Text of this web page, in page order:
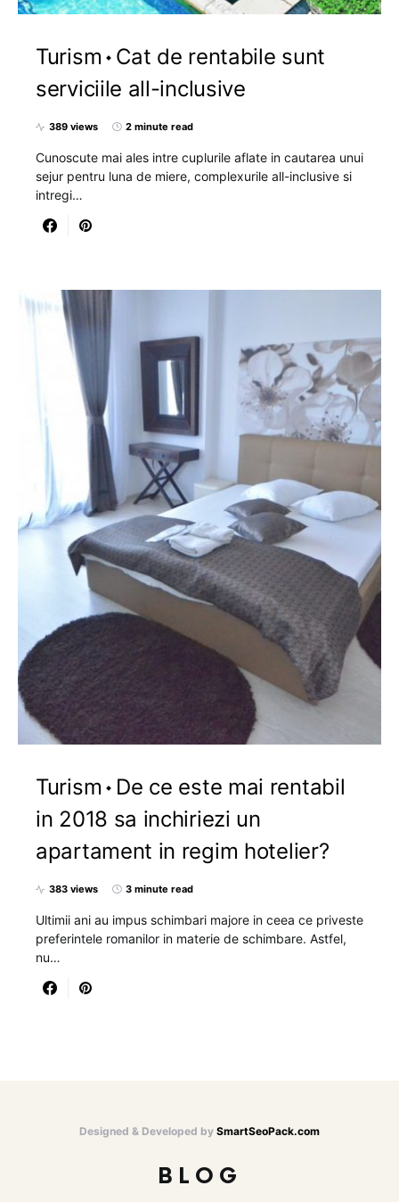
Turism
Cat de rentabile sunt
serviciile all-inclusive
389 views 2 minute read
Cunoscute mai ales intre cuplurile aflate in cautarea unui
sejur pentru luna de miere, complexurile all-inclusive si
intregi…
Turism
De ce este mai rentabil
in 2018 sa inchiriezi un
apartament in regim hotelier?
383 views 3 minute read
Ultimii ani au impus schimbari majore in ceea ce priveste
preferintele romanilor in materie de schimbare. Astfel,
nu…
Designed & Developed by SmartSeoPack.com
BLOG